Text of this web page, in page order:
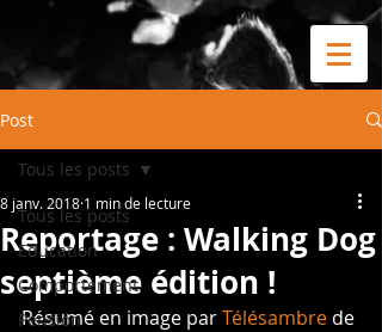
Post
Tous les posts
Education
Comportement
Pension
Tous les posts
Reportage : Walking Dog
septième édition !
8 janv. 2018 1 min de lecture
Résumé en image par Télésambre de